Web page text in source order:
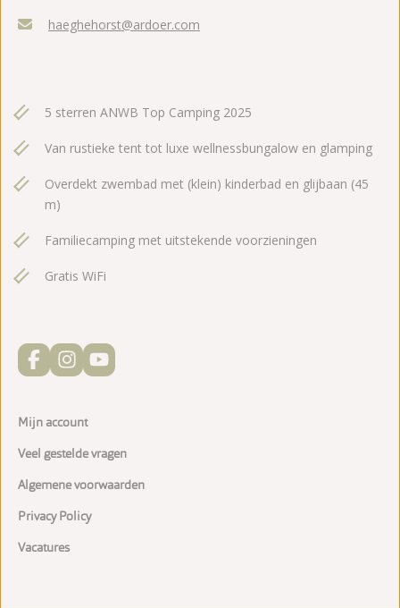
haeghehorst@ardoer.com
5 sterren ANWB Top Camping 2025
Van rustieke tent tot luxe wellnessbungalow en glamping
Overdekt zwembad met (klein) kinderbad en glijbaan (45
m)
Familiecamping met uitstekende voorzieningen
Gratis WiFi
Mijn account
Veel gestelde vragen
Algemene voorwaarden
Privacy Policy
Vacatures